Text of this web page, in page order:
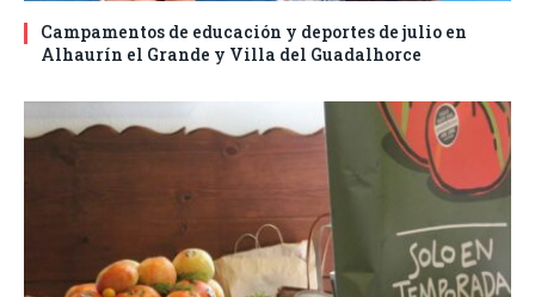
Campamentos de educación y deportes de julio en
Alhaurín el Grande y Villa del Guadalhorce